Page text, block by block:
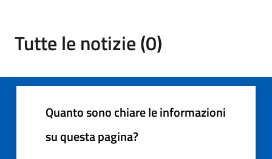
Tutte le notizie (0)
Quanto sono chiare le informazioni
su questa pagina?